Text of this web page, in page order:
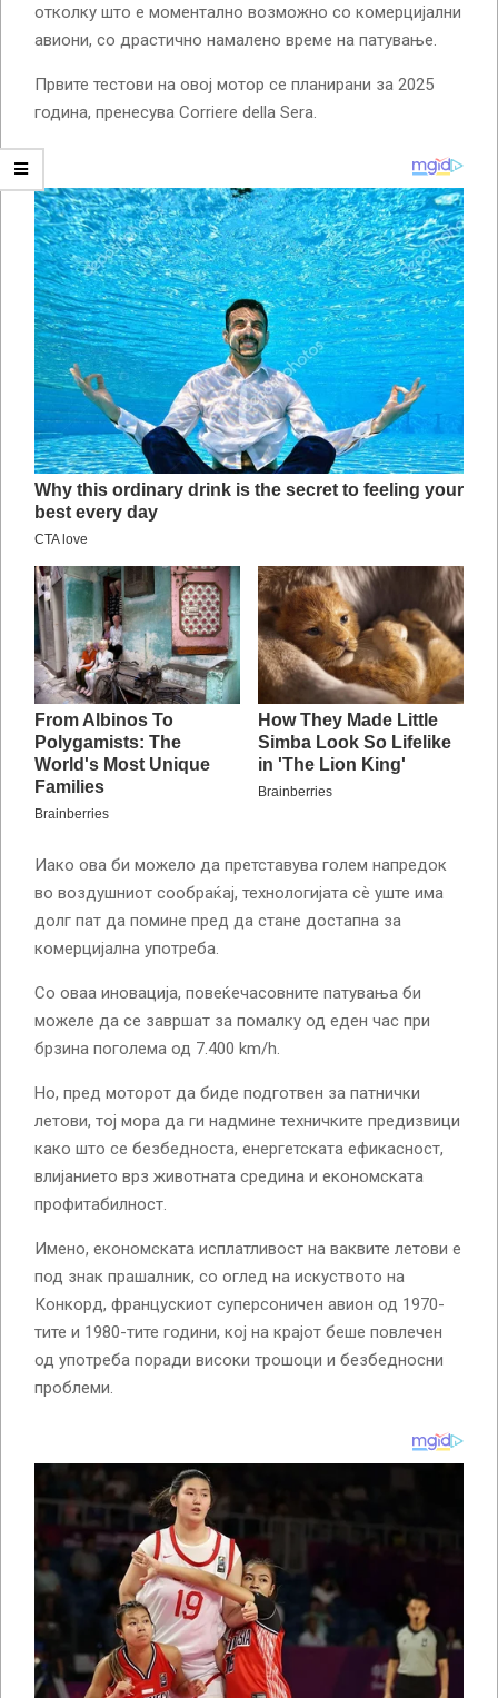
отколку што е моментално возможно со комерцијални
авиони, со драстично намалено време на патување.
Првите тестови на овој мотор се планирани за 2025
година, пренесува Corriere della Sera.
Иако ова би можело да претставува голем напредок
во воздушниот сообраќај, технологијата сè уште има
долг пат да помине пред да стане достапна за
комерцијална употреба.
Со оваа иновација, повеќечасовните патувања би
можеле да се завршат за помалку од еден час при
брзина поголема од 7.400 km/h.
Но, пред моторот да биде подготвен за патнички
летови, тој мора да ги надмине техничките предизвици
како што се безбедноста, енергетската ефикасност,
влијанието врз животната средина и економската
профитабилност.
Имено, економската исплатливост на ваквите летови е
под знак прашалник, со оглед на искуството на
Конкорд, францускиот суперсоничен авион од 1970-
тите и 1980-тите години, кој на крајот беше повлечен
од употреба поради високи трошоци и безбедносни
проблеми.